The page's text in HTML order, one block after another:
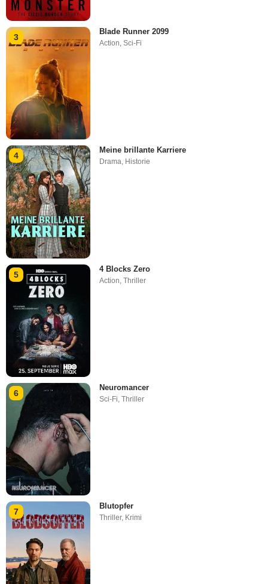
3
Blade Runner 2099
Action,Sci-Fi
4
Meine brillante Karriere
Drama, Historie
5
4 Blocks Zero
Action ,Thriller
6
Neuromancer
Sci-Fi,Thriller
7
Blutopfer
Thriller, Krimi